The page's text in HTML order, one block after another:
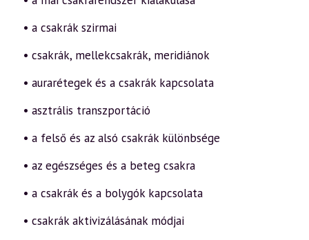
• a csakrák szirmai
• csakrák, mellekcsakrák, meridiánok
• aurarétegek és a csakrák kapcsolata
• asztrális transzportáció
• a felső és az alsó csakrák különbsége
• az egészséges és a beteg csakra
• a csakrák és a bolygók kapcsolata
• csakrák aktivizálásának módjai